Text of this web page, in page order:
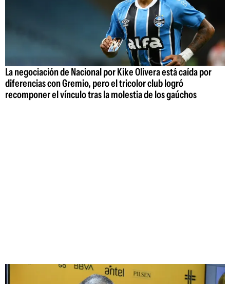
La negociación de Nacional por Kike Olivera está caída por
diferencias con Gremio, pero el tricolor club logró
recomponer el vínculo tras la molestia de los gaúchos